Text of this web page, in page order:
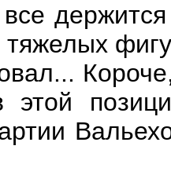
держится
этой